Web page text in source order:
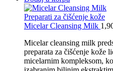
Preparati za čišćenje kože
Micelar Cleansing Milk
Micelar cleansing milk
preparata za čišćenje kože
micelarnim kompleksom,